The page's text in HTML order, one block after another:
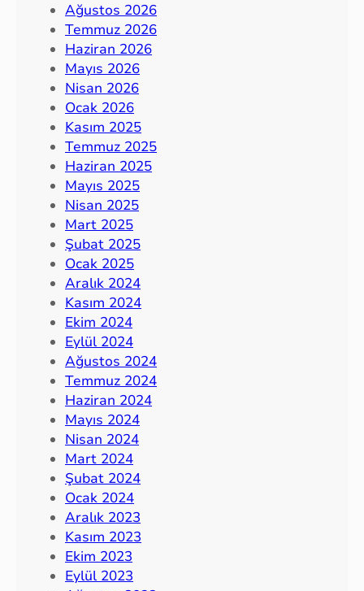
Ağustos 2026
Temmuz 2026
Haziran 2026
Mayıs 2026
Nisan 2026
Ocak 2026
Kasım 2025
Temmuz 2025
Haziran 2025
Mayıs 2025
Nisan 2025
Mart 2025
Şubat 2025
Ocak 2025
Aralık 2024
Kasım 2024
Ekim 2024
Eylül 2024
Ağustos 2024
Temmuz 2024
Haziran 2024
Mayıs 2024
Nisan 2024
Mart 2024
Şubat 2024
Ocak 2024
Aralık 2023
Kasım 2023
Ekim 2023
Eylül 2023